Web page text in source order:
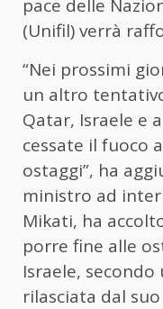
pace delle
(Unifil) verrà
“Nei prossimi
un altro
Qatar, Israele e
cessate il fuoco
ostaggi”, ha
ministro ad
Mikati, ha
porre fine alle
Israele,
rilasciata dal